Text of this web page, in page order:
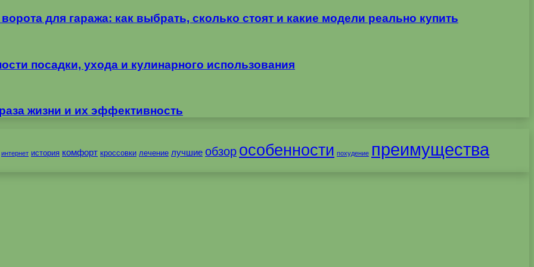
для гаража: как выбрать, сколько стоят и какие модели реально купить
посадки, ухода и кулинарного использования
жизни и их эффективность
интернет история комфорт кроссовки лечение лучшие обзор особенности похудение преимущества